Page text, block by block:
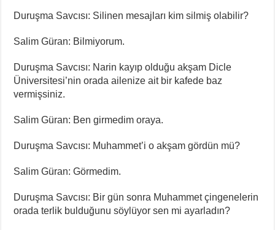
Duruşma Savcısı: Silinen mesajları kim silmiş olabilir?
Salim Güran: Bilmiyorum.
Duruşma Savcısı: Narin kayıp olduğu akşam Dicle
Üniversitesi’nin orada ailenize ait bir kafede baz
vermişsiniz.
Salim Güran: Ben girmedim oraya.
Duruşma Savcısı: Muhammet’i o akşam gördün mü?
Salim Güran: Görmedim.
Duruşma Savcısı: Bir gün sonra Muhammet çingenelerin
orada terlik bulduğunu söylüyor sen mi ayarladın?